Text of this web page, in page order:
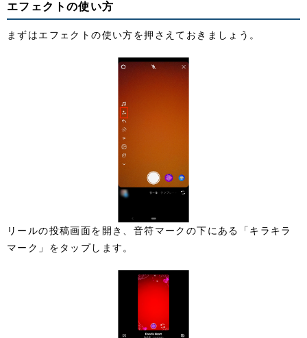
エフェクトの使い方
まずはエフェクトの使い方を押さえておきましょう。
リールの投稿画面を開き、音符マークの下にある「キラキラ
マーク」をタップします。